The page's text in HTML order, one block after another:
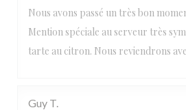
Nous avons passé un très bon
Mention spéciale au serveur très
tarte au citron. Nous reviendrons
Guy T